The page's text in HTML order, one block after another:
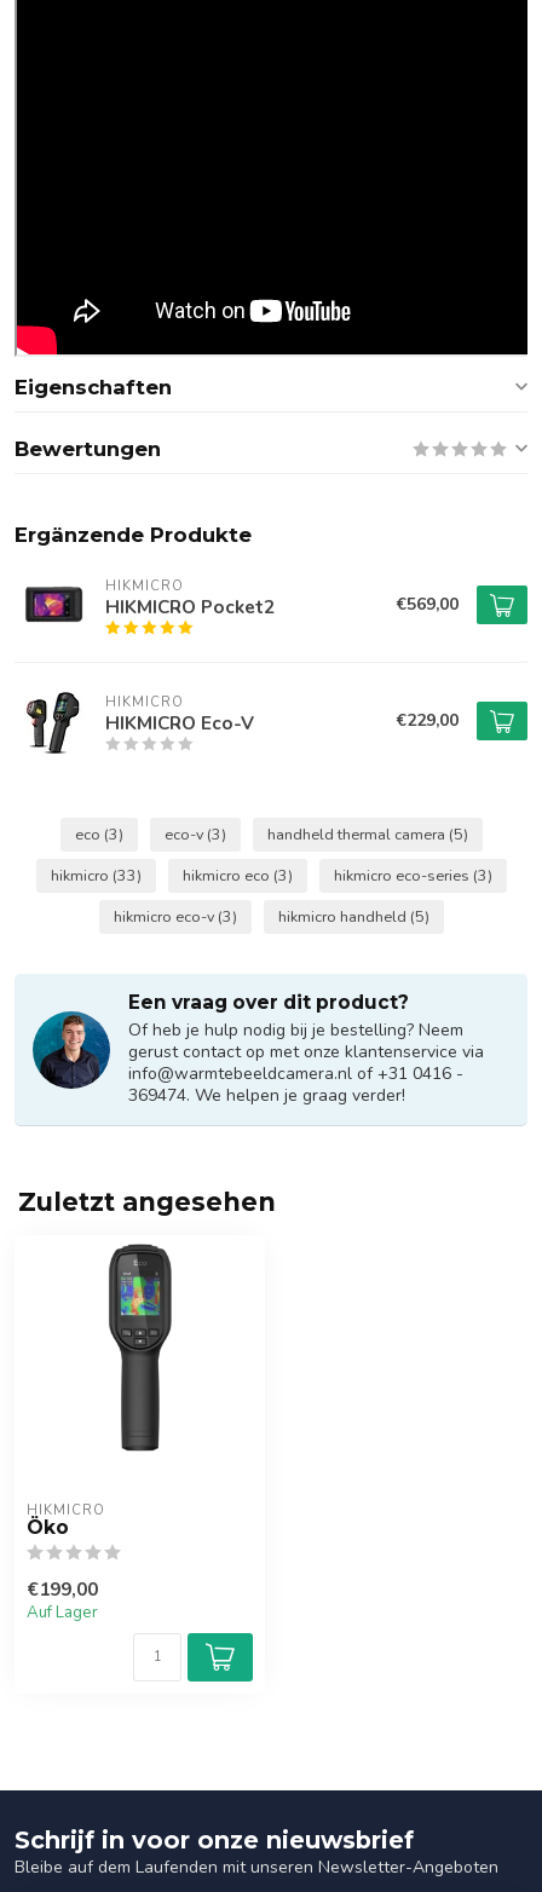
Eigenschaften
Bewertungen
Ergänzende Produkte
HIKMICRO
HIKMICRO Pocket2 €569,00
HIKMICRO
HIKMICRO Eco-V €229,00
eco (3) eco-v (3) handheld thermal camera (5)
hikmicro (33) hikmicro eco (3) hikmicro eco-series (3)
hikmicro eco-v (3) hikmicro handheld (5)
Een vraag over dit product?
Of heb je hulp nodig bij je bestelling? Neem
gerust contact op met onze klantenservice via
info@warmtebeeldcamera.nl of +31 0416 -
369474. We helpen je graag verder!
Zuletzt angesehen
HIKMICRO
Öko
€199,00
Auf Lager
Schrijf in voor onze nieuwsbrief
Bleibe auf dem Laufenden mit unseren Newsletter-Angeboten